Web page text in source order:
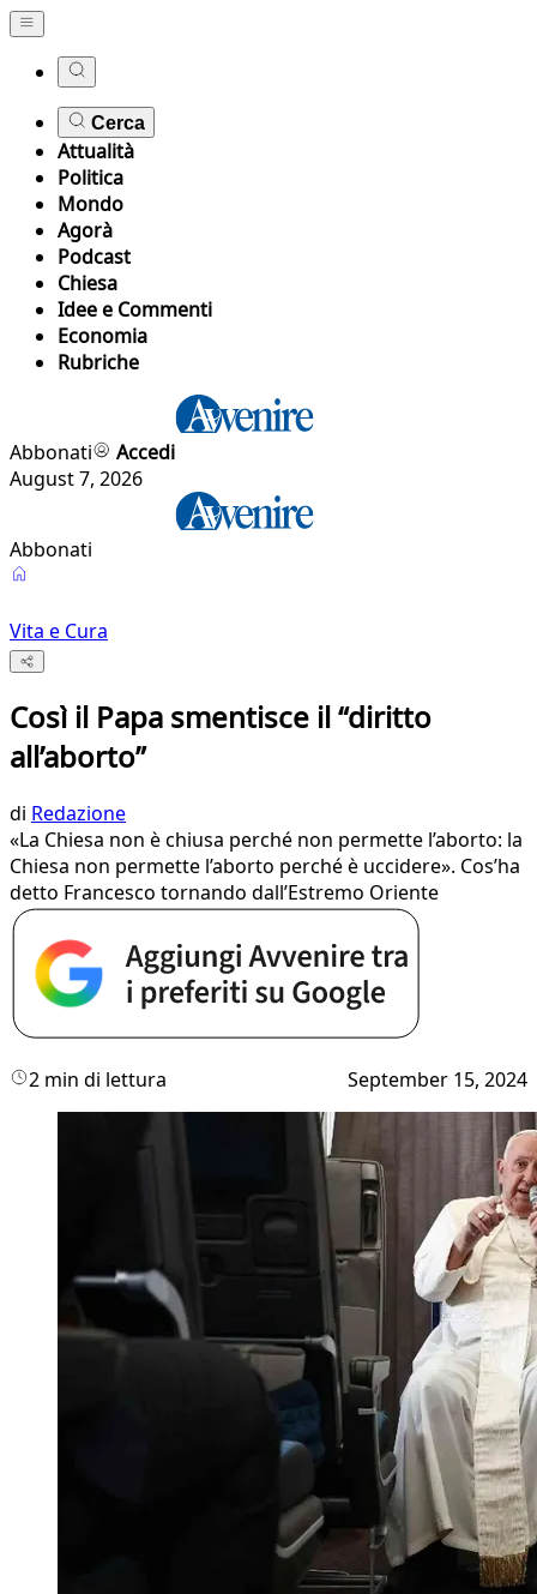
Cerca
Attualità
Politica
Mondo
Agorà
Podcast
Chiesa
Idee e Commenti
Economia
Rubriche
Abbonati
Accedi
August 7, 2026
Abbonati
Vita e Cura
Così il Papa smentisce il “diritto
all’aborto”
di Redazione
«La Chiesa non è chiusa perché non permette l’aborto: la
Chiesa non permette l’aborto perché è uccidere». Cos’ha
detto Francesco tornando dall’Estremo Oriente
2 min di lettura September 15, 2024